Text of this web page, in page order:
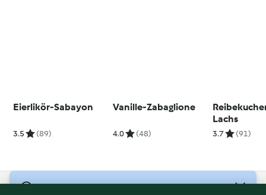
Eierlikör-Sabayon
3.5 (89)
Vanille-Zabaglione
4.0 (48)
Lachs
3.7 (91)